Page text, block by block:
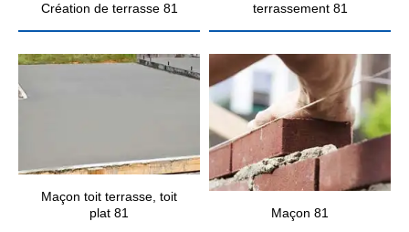
Création de terrasse 81
terrassement 81
Maçon toit terrasse, toit
plat 81
Maçon 81